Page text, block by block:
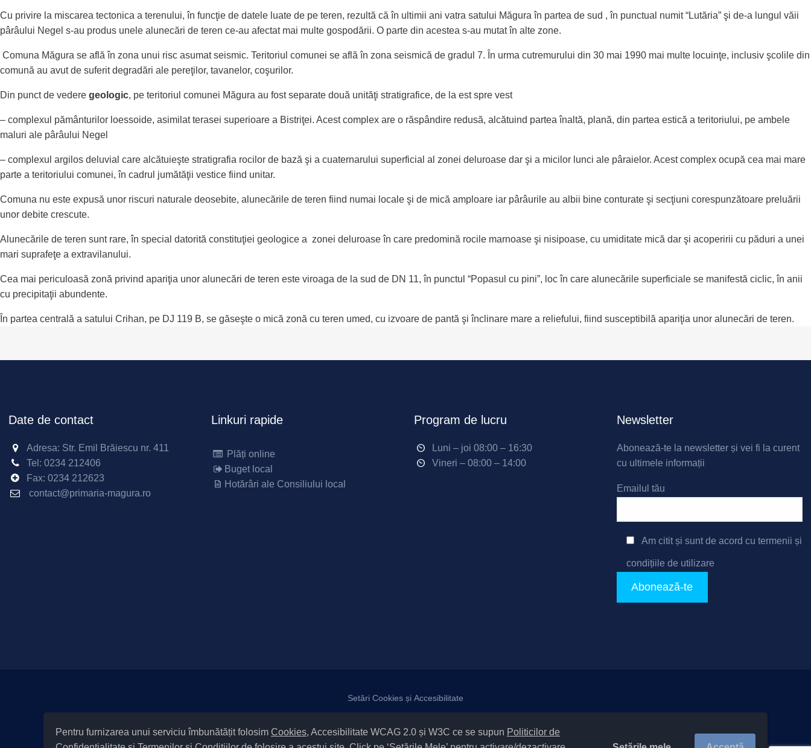
Pentru furnizarea unui serviciu îmbunătățit folosim Cookies, Accesibilitate WCAG 2.0 și W3C ce se supun Politicilor de
Cu privire la miscarea tectonica a terenului, în funcţie de datele luate de pe teren, rezultă că în ultimii ani vatra satului Măgura în partea de sud , în punctual numit “Lutăria” şi de-a lungul văii
pârâului Negel s-au produs unele alunecări de teren ce-au afectat mai multe gospodării. O parte din acestea s-au mutat în alte zone.
Comuna Măgura se află în zona unui risc asumat seismic. Teritoriul comunei se află în zona seismică de gradul 7. În urma cutremurului din 30 mai 1990 mai multe locuinţe, inclusiv şcolile din
comună au avut de suferit degradări ale pereţilor, tavanelor, coşurilor.
Din punct de vedere geologic, pe teritoriul comunei Măgura au fost separate două unităţi stratigrafice, de la est spre vest
– complexul pământurilor loessoide, asimilat terasei superioare a Bistriţei. Acest complex are o răspândire redusă, alcătuind partea înaltă, plană, din partea estică a teritoriului, pe ambele
maluri ale pârâului Negel
– complexul argilos deluvial care alcătuieşte stratigrafia rocilor de bază şi a cuaternarului superficial al zonei deluroase dar şi a micilor lunci ale pâraielor. Acest complex ocupă cea mai mare
parte a teritoriului comunei, în cadrul jumătăţii vestice fiind unitar.
Comuna nu este expusă unor riscuri naturale deosebite, alunecările de teren fiind numai locale şi de mică amploare iar pârâurile au albii bine conturate şi secţiuni corespunzătoare preluării
unor debite crescute.
Alunecările de teren sunt rare, în special datorită constituţiei geologice a zonei deluroase în care predomină rocile marnoase şi nisipoase, cu umiditate mică dar şi acoperirii cu păduri a unei
mari suprafeţe a extravilanului.
Cea mai periculoasă zonă privind apariţia unor alunecări de teren este viroaga de la sud de DN 11, în punctul “Popasul cu pini”, loc în care alunecările superficiale se manifestă ciclic, în anii
cu precipitaţii abundente.
În partea centrală a satului Crihan, pe DJ 119 B, se găseşte o mică zonă cu teren umed, cu izvoare de pantă şi înclinare mare a reliefului, fiind susceptibilă apariţia unor alunecări de teren.
Date de contact
Adresa: Str. Emil Brăiescu nr. 411
Tel: 0234 212406
Fax: 0234 212623
contact@primaria-magura.ro
Linkuri rapide
Plăți online
Buget local
Hotărâri ale Consiliului local
Program de lucru
Luni – joi 08:00 – 16:30
Vineri – 08:00 – 14:00
Newsletter
Abonează-te la newsletter și vei fi la curent
cu ultimele informații
Emailul tău
Am citit și sunt de acord cu termenii și
condițiile de utilizare
Setări Cookies și Accesibilitate
Cod Județ 4 / Județul Bacău / Tipul UAT – 14 – C – Comună / Codul SIRUTA al Unității Administrativ-Teritoriale 20411 / Măgura
Copyright © 2022 Primăria Măgura județul Bacău |